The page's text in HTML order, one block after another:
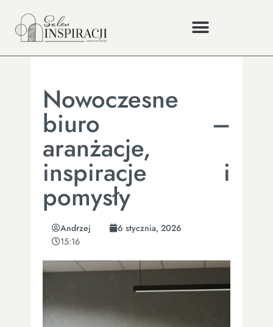
Nowoczesne
biuro –
aranżacje,
inspiracje i
pomysły
Andrzej
6 stycznia, 2026
15:16